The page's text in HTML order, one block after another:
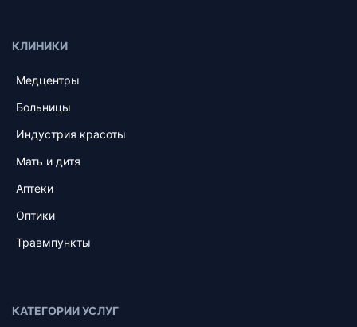
КЛИНИКИ
Медцентры
Больницы
Индустрия красоты
Мать и дитя
Аптеки
Оптики
Травмпункты
КАТЕГОРИИ УСЛУГ